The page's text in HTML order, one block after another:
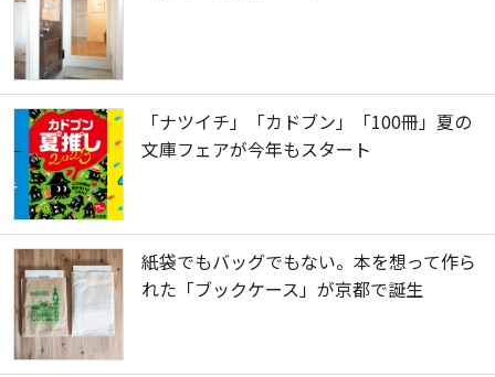
「ナツイチ」「カドブン」「100冊」夏の
文庫フェアが今年もスタート
紙袋でもバッグでもない。本を想って作ら
れた「ブックケース」が京都で誕生